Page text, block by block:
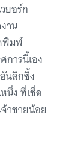
ยอร์ก
าน
พิมพ์
การนี้เอง
นลึกซึ้ง
นึ่ง ที่เชื่อ
าชายน้อย